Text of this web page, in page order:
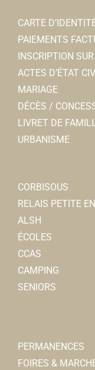
CARTE
PAIEMENTS
INSCRIPTION
ACTES D’ÉTAT
MARIAGE
DÉCÈS /
LIVRET DE
URBANISME
CORBISOUS
RELAIS PETITE
ALSH
ÉCOLES
CCAS
CAMPING
SENIORS
PERMANENCES
FOIRES &